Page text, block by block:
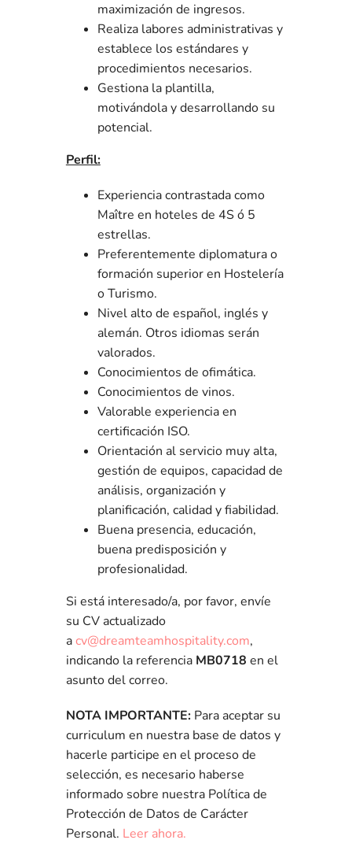
maximización de ingresos.
Realiza labores administrativas y
establece los estándares y
procedimientos necesarios.
Gestiona la plantilla,
motivándola y desarrollando su
potencial.
Perfil:
Experiencia contrastada como
Maître en hoteles de 4S ó 5
estrellas.
Preferentemente diplomatura o
formación superior en Hostelería
o Turismo.
Nivel alto de español, inglés y
alemán. Otros idiomas serán
valorados.
Conocimientos de ofimática.
Conocimientos de vinos.
Valorable experiencia en
certificación ISO.
Orientación al servicio muy alta,
gestión de equipos, capacidad de
análisis, organización y
planificación, calidad y fiabilidad.
Buena presencia, educación,
buena predisposición y
profesionalidad.
Si está interesado/a, por favor, envíe
su CV actualizado
acv@dreamteamhospitality.com,
indicando la referencia MB0718 en el
asunto del correo.
NOTA IMPORTANTE:Para aceptar su
curriculum en nuestra base de datos y
hacerle participe en el proceso de
selección, es necesario haberse
informado sobre nuestra Política de
Protección de Datos de Carácter
Personal. Leer ahora.